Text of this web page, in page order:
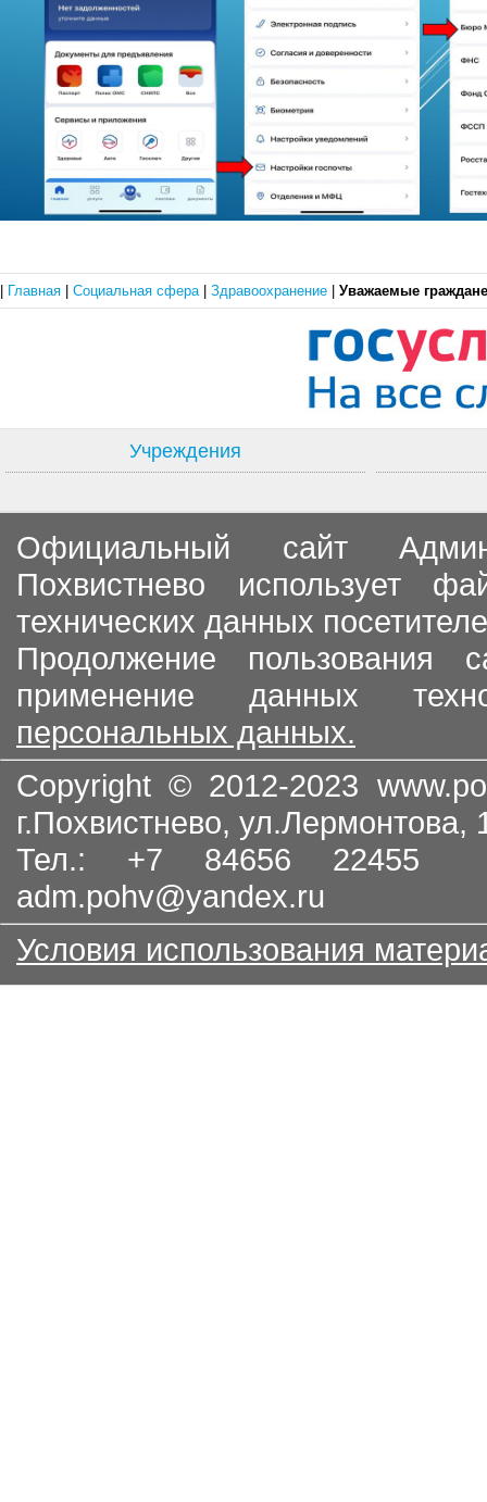
Главная Социальная сфера Здравоохранение Уважаемые
Учреждения
Официальный сайт
Похвистнево использует
технических данных
Продолжение пользования
применение данных
персональных данных.
Copyright © 2012-2023
г.Похвистнево, ул.Лермонтова,
Тел.: +7 84656
adm.pohv@yandex.ru
Условия использования